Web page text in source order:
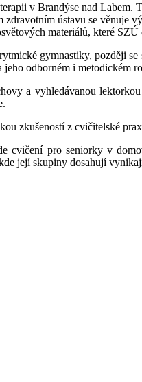
v Brandýse nad Labem.
ústavu se věnuje
materiálů, které
gymnastiky, později
jeho odborném i metodickém
a vyhledávanou
zkušeností z cvičitelské
pro seniorky v
její skupiny dosahují